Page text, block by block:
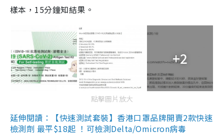
樣本，15分鐘知結果。
+2
點擊圖片放大
延伸閱讀：【快速測試套裝】香港口罩品牌開賣2款快速
檢測劑 最平$18起 ！可檢測Delta/Omicron病毒